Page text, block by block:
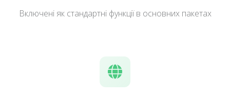
Включені як стандартні функції в основних пакетах